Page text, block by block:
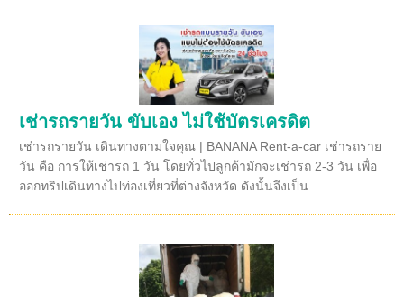
เช่ารถรายวัน ขับเอง ไม่ใช้บัตรเครดิต
เช่ารถรายวัน เดินทางตามใจคุณ | BANANA Rent-a-car เช่ารถราย
วัน คือ การให้เช่ารถ 1 วัน โดยทั่วไปลูกค้ามักจะเช่ารถ 2-3 วัน เพื่อ
ออกทริปเดินทางไปท่องเที่ยวที่ต่างจังหวัด ดังนั้นจึงเป็น...